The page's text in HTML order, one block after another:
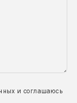
и соглашаюсь